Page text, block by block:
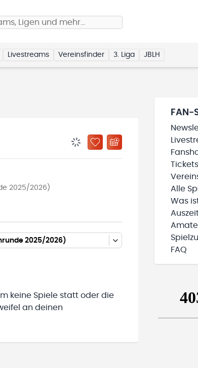
Ligen und mehr…
Livestreams Vereinsfinder 3. Liga JBLH
BENACHRICHTIGUNGSSTATUS WIRD
ZU „MEINE TEAMS“ HINZUFÜGEN
2025/2026)
2025/2026)
keine Spiele statt oder die
an deinen
FAN-
Alle
Was
FAQ